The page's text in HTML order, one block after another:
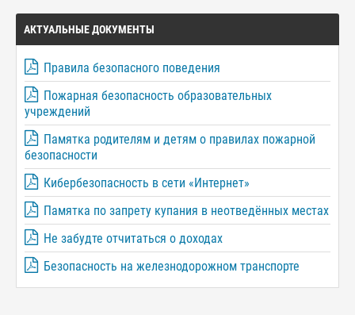
АКТУАЛЬНЫЕ ДОКУМЕНТЫ
Правила безопасного поведения
Пожарная безопасность образовательных
учреждений
Памятка родителям и детям о правилах пожарной
безопасности
Кибербезопасность в сети «Интернет»
Памятка по запрету купания в неотведённых местах
Не забудте отчитаться о доходах
Безопасность на железнодорожном транспорте